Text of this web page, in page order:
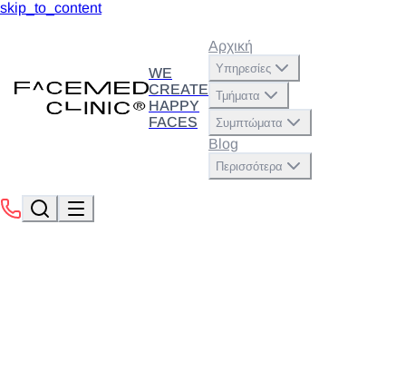
skip_to_content
WE
CREATE
HAPPY
FACES
Αρχική
Υπηρεσίες
Τμήματα
Συμπτώματα
Blog
Περισσότερα